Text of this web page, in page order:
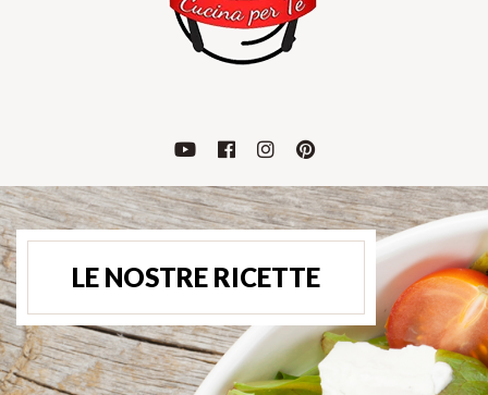
LE NOSTRE RICETTE